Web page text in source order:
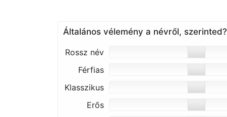
Általános vélemény a névről, szerinted?
Rossz név
Férfias
Klasszikus
Erős